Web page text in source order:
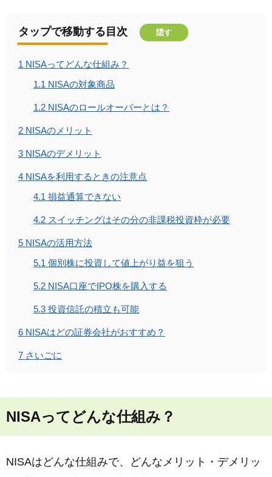
タップで移動する目次 隠す
1 NISAってどんな仕組み？
1.1 NISAの対象商品
1.2 NISAのロールオーバーとは？
2 NISAのメリット
3 NISAのデメリット
4 NISAを利用するときの注意点
4.1 損益通算できない
4.2 スイッチングはその分の非課税投資枠が必要
5 NISAの活用方法
5.1 個別株に投資して値上がり益を狙う
5.2 NISA口座でIPO株を購入する
5.3 投資信託の積立も可能
6 NISAはどの証券会社がおすすめ？
7 さいごに
NISAってどんな仕組み？
NISAはどんな仕組みで、どんなメリット・デメリッ